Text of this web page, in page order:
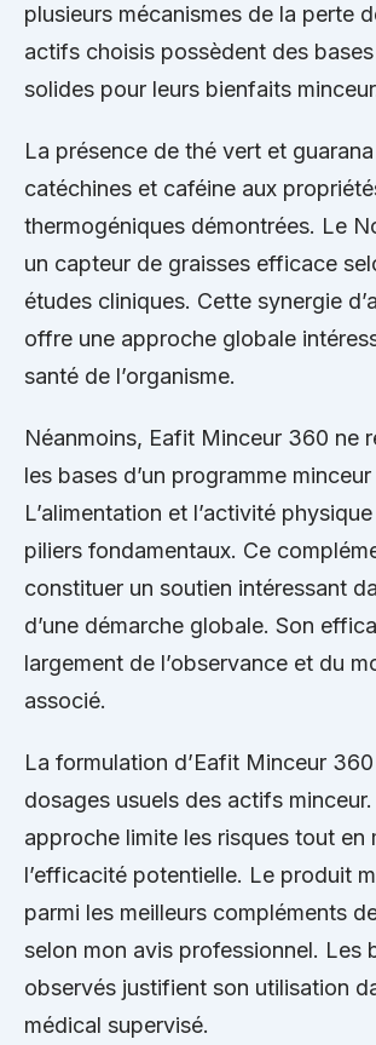
plusieurs mécanismes de la perte
actifs choisis possèdent des
solides pour leurs bienfaits
La présence de thé vert et
catéchines et caféine aux
thermogéniques démontrées. Le
un capteur de graisses efficace
études cliniques. Cette synergie
offre une approche globale
santé de l’organisme.
Néanmoins, Eafit Minceur 360 ne
les bases d’un programme
L’alimentation et l’activité
piliers fondamentaux. Ce
constituer un soutien intéressant
d’une démarche globale. Son
largement de l’observance et du
associé.
La formulation d’Eafit Minceur
dosages usuels des actifs
approche limite les risques tout en
l’efficacité potentielle. Le produit
parmi les meilleurs compléments
selon mon avis professionnel. Les
observés justifient son utilisation
médical supervisé.